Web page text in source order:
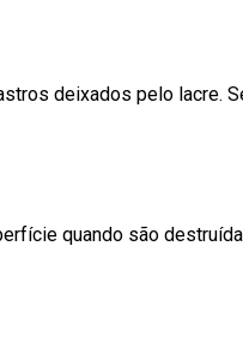
deixados pelo lacre.
quando são